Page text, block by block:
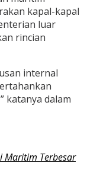
kapal-kapal
luar
rincian
internal
katanya dalam
Maritim Terbesar